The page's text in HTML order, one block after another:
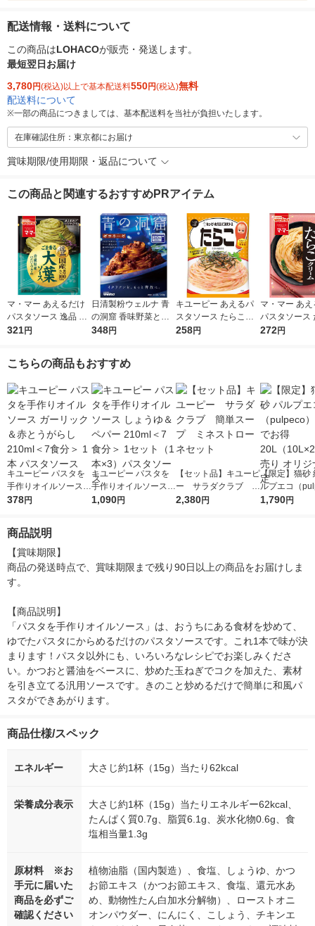
配送情報・送料について
この商品はLOHACOが販売・発送します。
最短翌日お届け
3,780円(税込)以上で基本配送料550円(税込)無料
配送料について
※一部の商品につきましては、基本配送料を当社が負担いたします。
在庫確認住所：東京都にお届け
賞味期限/使用期限・返品について
この商品と関連するおすすめPRアイテム
マ・マー あえるだけ
パスタソース 逸品 ご
ま香る大葉ソース ＜1
321円
日清製粉ウェルナ 青
の洞窟 香味野菜とハ
ーブ引き立つボロネー
348円
キユーピー あえるパ
スタソース たらこ（1
人前×2）1個
258円
マ・マー あ
パスタソース
クリーム 生風
272円
こちらの商品もおすすめ
キユーピー パスタを
手作りオイルソース
ガーリック＆赤とうが
378円
キユーピー パスタを
手作りオイルソース
しょうゆ＆ペパー 210
1,090円
【セット品】キユーピ
ー サラダクラブ 簡
単スープ ミネストロ
2,380円
【限定】猫砂
ルプエコ（
大容量でお得
1,790円
商品説明
【賞味期限】
商品の発送時点で、賞味期限まで残り90日以上の商品をお届けしま
す。
【商品説明】
「パスタを手作りオイルソース」は、おうちにある食材を炒めて、
ゆでたパスタにからめるだけのパスタソースです。これ1本で味が決
まります！パスタ以外にも、いろいろなレシピでお楽しみくださ
い。かつおと醤油をベースに、炒めた玉ねぎでコクを加えた、素材
を引き立てる汎用ソースです。きのこと炒めるだけで簡単に和風パ
スタができあがります。
商品仕様/スペック
エネルギー 大さじ約1杯（15g）当たり62kcal
栄養成分表示
大さじ約1杯（15g）当たりエネルギー62kcal、
たんぱく質0.7g、脂質6.1g、炭水化物0.6g、食
塩相当量1.3g
原材料 ※お
手元に届いた
商品を必ずご
確認ください
植物油脂（国内製造）、食塩、しょうゆ、かつ
お節エキス（かつお節エキス、食塩、還元水あ
め、動物性たん白加水分解物）、ローストオニ
オンパウダー、にんにく、こしょう、チキンエ